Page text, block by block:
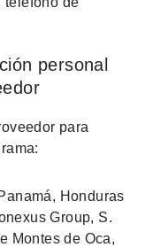
personal
para
Honduras
Group, S.
Montes de Oca,